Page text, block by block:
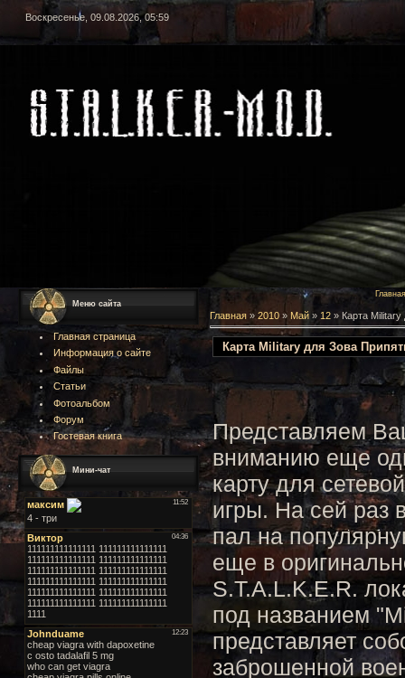
Воскресенье, 09.08.2026, 05:59
Меню сайта
Главная страница
Информация о сайте
Файлы
Статьи
Фотоальбом
Форум
Гостевая книга
Мини-чат
Главная
Главная » 2010 » Май » 12 » Карта
Карта Military для Зова
Представляем
вниманию еще
карту для сетевой
игры. На сей раз
пал на
еще в
S.T.A.L.K.E.R.
под названием
представляет
заброшенной